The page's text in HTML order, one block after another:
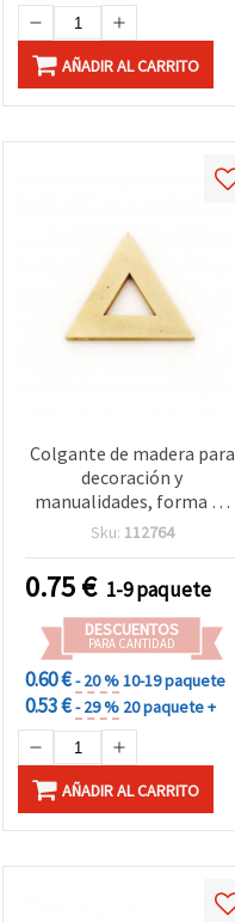
AÑADIR AL CARRITO
Colgante de madera para
decoración y
manualidades, forma de
triángulo, color madera
agujero 2 mm - 5 piezas
Sku: 112764
0.75€ 1-9 paquete
DESCUENTOS
PARA CANTIDAD
0.60 €- 20 %10-19 paquete
0.53 €- 29 % 20 paquete +
AÑADIR AL CARRITO